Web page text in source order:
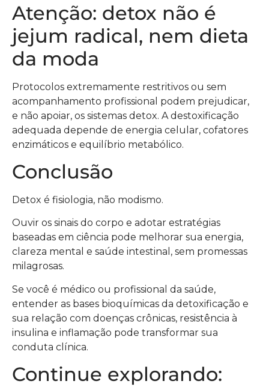
Atenção: detox não é
jejum radical, nem dieta
da moda
Protocolos extremamente restritivos ou sem
acompanhamento profissional podem prejudicar,
e não apoiar, os sistemas detox. A destoxificação
adequada depende de energia celular, cofatores
enzimáticos e equilíbrio metabólico.
Conclusão
Detox é fisiologia, não modismo.
Ouvir os sinais do corpo e adotar estratégias
baseadas em ciência pode melhorar sua energia,
clareza mental e saúde intestinal, sem promessas
milagrosas.
Se você é médico ou profissional da saúde,
entender as bases bioquímicas da detoxificação e
sua relação com doenças crônicas, resistência à
insulina e inflamação pode transformar sua
conduta clínica.
Continue explorando: